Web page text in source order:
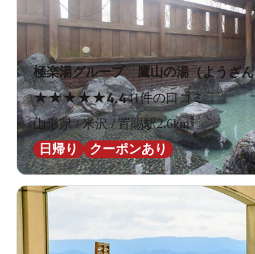
拍子抜けするほどのぬるさだった。そ
この源泉の温度は体温よりも低い35.1度
間欠泉なのに、まさかのぬるさ。ものす
度のギャップである。これが噂のツンデ
すね（違いますね）。
極楽湯グループ 鷹山の湯（ようざん
★★★★★4.441件の口コミ
山形県 / 米沢 / 置賜駅2.6km
日帰り
クーポンあり